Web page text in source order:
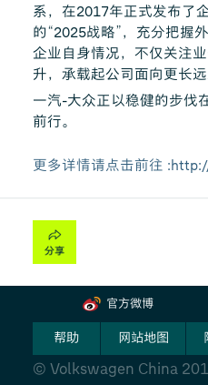
系，在2017年正式发布了
的“2025战略”，充分把握
企业自身情况，不仅关注
升，承载起公司面向更长远
一汽-大众正以稳健的步伐
前行。
更多详情请点击前往
官方微博
帮助 网站地图
© Volkswagen China